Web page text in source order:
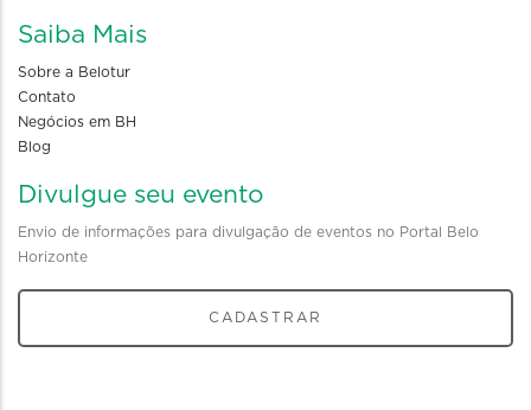
Saiba Mais
Sobre a Belotur
Contato
Negócios em BH
Blog
Divulgue seu evento
Envio de informações para divulgação de eventos no Portal Belo
Horizonte
CADASTRAR